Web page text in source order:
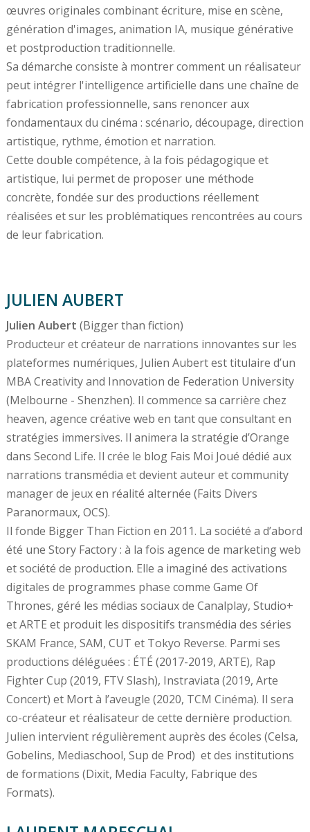
œuvres originales combinant écriture, mise en scène,
génération d'images, animation IA, musique générative
et postproduction traditionnelle.
Sa démarche consiste à montrer comment un réalisateur
peut intégrer l'intelligence artificielle dans une chaîne de
fabrication professionnelle, sans renoncer aux
fondamentaux du cinéma : scénario, découpage, direction
artistique, rythme, émotion et narration.
Cette double compétence, à la fois pédagogique et
artistique, lui permet de proposer une méthode
concrète, fondée sur des productions réellement
réalisées et sur les problématiques rencontrées au cours
de leur fabrication.
JULIEN AUBERT
Julien Aubert (Bigger than fiction)
Producteur et créateur de narrations innovantes sur les
plateformes numériques, Julien Aubert est titulaire d’un
MBA Creativity and Innovation de Federation University
(Melbourne - Shenzhen). Il commence sa carrière chez
heaven, agence créative web en tant que consultant en
stratégies immersives. Il animera la stratégie d’Orange
dans Second Life. Il crée le blog Fais Moi Joué dédié aux
narrations transmédia et devient auteur et community
manager de jeux en réalité alternée (Faits Divers
Paranormaux, OCS).
Il fonde Bigger Than Fiction en 2011. La société a d’abord
été une Story Factory : à la fois agence de marketing web
et société de production. Elle a imaginé des activations
digitales de programmes phase comme Game Of
Thrones, géré les médias sociaux de Canalplay, Studio+
et ARTE et produit les dispositifs transmédia des séries
SKAM France, SAM, CUT et Tokyo Reverse. Parmi ses
productions déléguées : ÉTÉ (2017-2019, ARTE), Rap
Fighter Cup (2019, FTV Slash), Instraviata (2019, Arte
Concert) et Mort à l’aveugle (2020, TCM Cinéma). Il sera
co-créateur et réalisateur de cette dernière production.
Julien intervient régulièrement auprès des écoles (Celsa,
Gobelins, Mediaschool, Sup de Prod) et des institutions
de formations (Dixit, Media Faculty, Fabrique des
Formats).